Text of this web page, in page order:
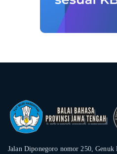
Jalan Diponegoro nomor 250, Genuk